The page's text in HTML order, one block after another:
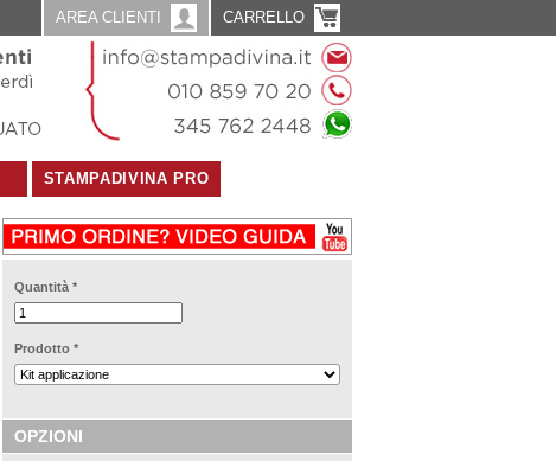
AREA CLIENTI CARRELLO
STAMPADIVINA PRO
Quantità *
Prodotto *
OPZIONI